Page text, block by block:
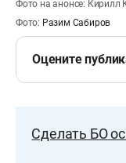
Фото на анонсе: Кирилл
Фото: Разим Сабиров
Оцените
Сделать БО